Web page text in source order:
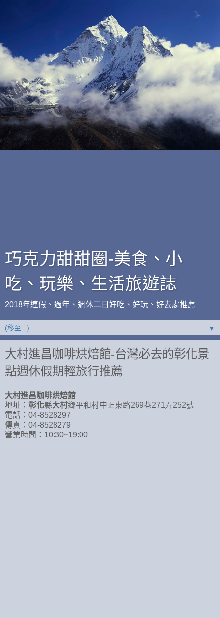
巧克力甜甜圈-美食、小
吃、玩樂、生活旅遊誌
2018年連假、過年、週休二日好吃、好玩、好去處推薦
▼
大村進昌咖啡烘焙館-台灣必去的彰化景
點週休假期輕旅行推薦
大村進昌咖啡烘焙館
地址： 彰化縣大村鄉平和村中正東路269巷271弄252號
電話：04-8528297
傳真：04-8528279
營業時間：10:30~19:00